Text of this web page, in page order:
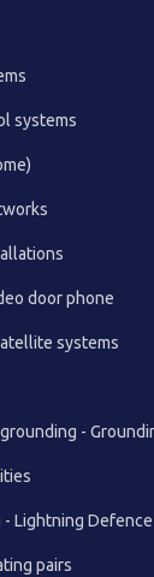
systems
door phone
systems
-
Lightning Defence
pairs